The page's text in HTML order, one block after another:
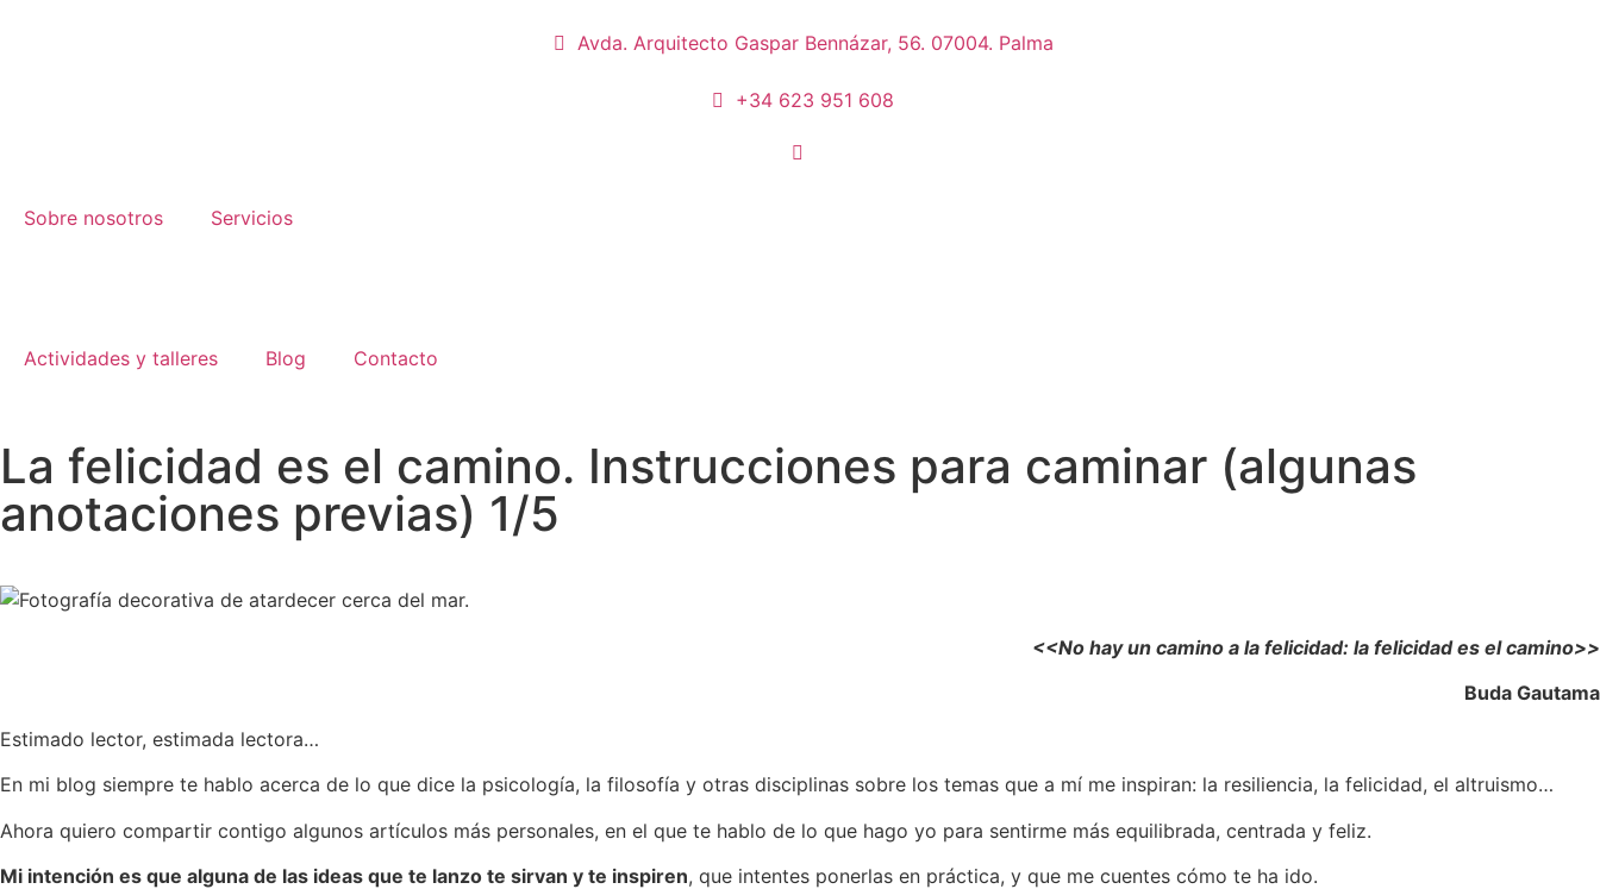
Avda. Arquitecto Gaspar Bennázar, 56. 07004. Palma
+34 623 951 608
Sobre nosotros Servicios
Actividades y talleres Blog Contacto
La felicidad es el camino. Instrucciones para caminar (algunas
anotaciones previas) 1/5
<<No hay un camino a la felicidad: la felicidad es el camino>>
Buda Gautama
Estimado lector, estimada lectora…
En mi blog siempre te hablo acerca de lo que dice la psicología, la filosofía y otras disciplinas sobre los temas que a mí me inspiran: la resiliencia, la felicidad, el altruismo…
Ahora quiero compartir contigo algunos artículos más personales, en el que te hablo de lo que hago yo para sentirme más equilibrada, centrada y feliz.
Mi intención es que alguna de las ideas que te lanzo te sirvan y te inspiren, que intentes ponerlas en práctica, y que me cuentes cómo te ha ido.